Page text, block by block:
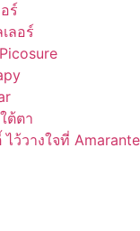
ร์
ลอร์
ต้ตา
ไว้วางใจที่